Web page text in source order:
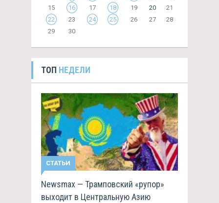
15
16 17 18 19 20
21
22
23 24 25 26 27
28
29
30
ТОП НЕДЕЛИ
СТАТЬИ
Newsmax — Трамповский «рупор»
выходит в Центральную Азию